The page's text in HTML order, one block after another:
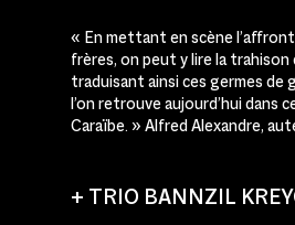
« En mettant en scène
frères, on peut y lire la trahison
traduisant ainsi ces germes de
l’on retrouve aujourd’hui dans
Caraïbe. » Alfred Alexandre,
+ TRIO BANNZIL